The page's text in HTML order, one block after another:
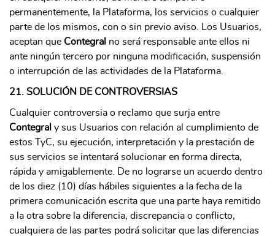
permanentemente, la Plataforma, los servicios o cualquier
parte de los mismos, con o sin previo aviso. Los Usuarios,
aceptan que Contegral no será responsable ante ellos ni
ante ningún tercero por ninguna modificación, suspensión
o interrupción de las actividades de la Plataforma.
21. SOLUCIÓN DE CONTROVERSIAS
Cualquier controversia o reclamo que surja entre
Contegral y sus Usuarios con relación al cumplimiento de
estos TyC, su ejecución, interpretación y la prestación de
sus servicios se intentará solucionar en forma directa,
rápida y amigablemente. De no lograrse un acuerdo dentro
de los diez (10) días hábiles siguientes a la fecha de la
primera comunicación escrita que una parte haya remitido
a la otra sobre la diferencia, discrepancia o conflicto,
cualquiera de las partes podrá solicitar que las diferencias